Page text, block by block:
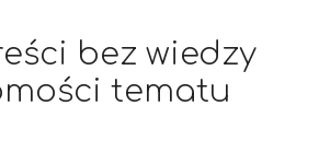
bez wiedzy
tematu